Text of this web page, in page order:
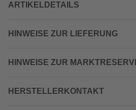
ARTIKELDETAILS
HINWEISE ZUR LIEFERUNG
HINWEISE ZUR
HERSTELLERKONTAKT